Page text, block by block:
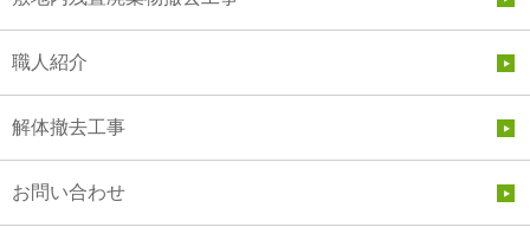
職人紹介
解体撤去工事
お問い合わせ